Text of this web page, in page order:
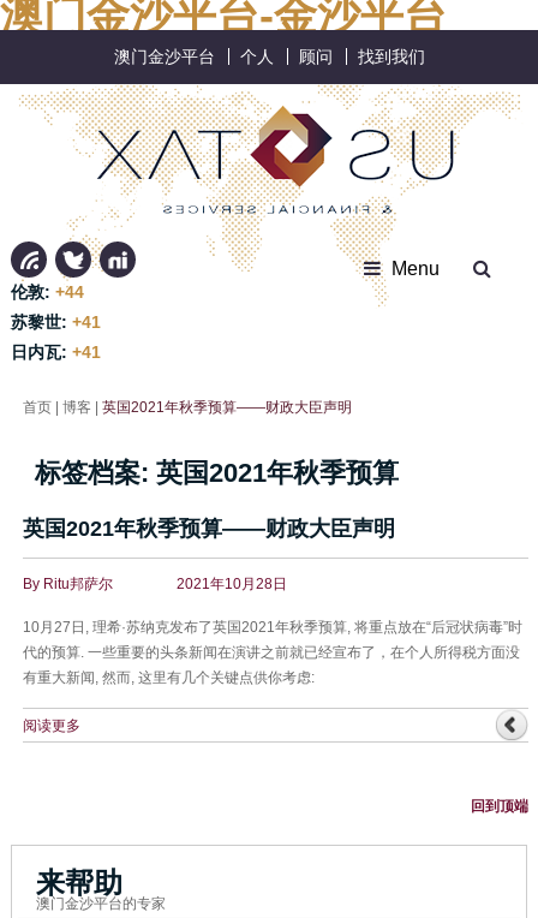
澳门金沙平台-金沙平台
澳门金沙平台 个人 顾问 找到我们
伦敦: +44
苏黎世: +41
日内瓦: +41
Menu
首页| 博客 | 英国2021年秋季预算——财政大臣声明
标签档案: 英国2021年秋季预算
英国2021年秋季预算——财政大臣声明
By Ritu邦萨尔 2021年10月28日
10月27日, 理希·苏纳克发布了英国2021年秋季预算, 将重点放在“后冠状病毒”时
代的预算. 一些重要的头条新闻在演讲之前就已经宣布了，在个人所得税方面没
有重大新闻, 然而, 这里有几个关键点供你考虑:
阅读更多
回到顶端
来帮助
澳门金沙平台的专家